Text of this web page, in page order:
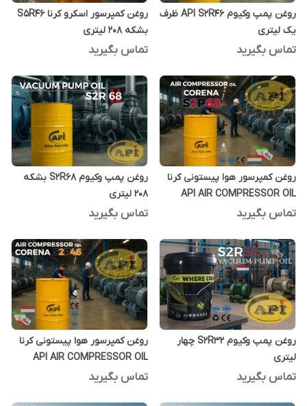
روغن پمپ وکیوم API S2R46 ظرف
یک لیتری
تماس بگیرید
روغن کمپرسور اسکرو کرنا S5R46
بشکه 208 لیتری
تماس بگیرید
روغن کمپرسور هوا پیستونی کرنا
API AIR COMPRESSOR OIL
CORENA S2P68 بشکه 208 لیتری
تماس بگیرید
روغن پمپ وکیوم S2R68 بشکه
208 لیتری
تماس بگیرید
روغن پمپ وکیوم S2R32 چهار
لیتری
تماس بگیرید
روغن کمپرسور هوا پیستونی کرنا
API AIR COMPRESSOR OIL
CORENA S2P46 بشکه 208 لیتری
تماس بگیرید